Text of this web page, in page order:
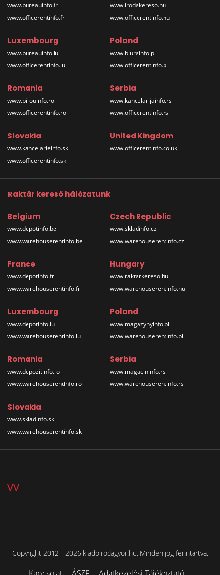
www.bureauinfo.fr
www.officerentinfo.fr
www.irodakereso.hu
www.officerentinfo.hu
Luxembourg
www.bureauinfo.lu
www.officerentinfo.lu
Poland
www.biurainfo.pl
www.officerentinfo.pl
Romania
www.birouinfo.ro
www.officerentinfo.ro
Serbia
www.kancelarijainfo.rs
www.officerentinfo.rs
Slovakia
www.kancelarieinfo.sk
www.officerentinfo.sk
United Kingdom
www.officerentinfo.co.uk
Raktár kereső hálózatunk
Belgium
www.depotinfo.be
www.warehouserentinfo.be
Czech Republic
www.skladinfo.cz
www.warehouserentinfo.cz
France
www.depotinfo.fr
www.warehouserentinfo.fr
Hungary
www.raktarkereso.hu
www.warehouserentinfo.hu
Luxembourg
www.depotinfo.lu
www.warehouserentinfo.lu
Poland
www.magazynyinfo.pl
www.warehouserentinfo.pl
Romania
www.depozitinfo.ro
www.warehouserentinfo.ro
Serbia
www.magacininfo.rs
www.warehouserentinfo.rs
Slovakia
www.skladinfo.sk
www.warehouserentinfo.sk
vv
Copyright 2012 - 2026 kiadoirodagyor.hu. Minden jog fenntartva.